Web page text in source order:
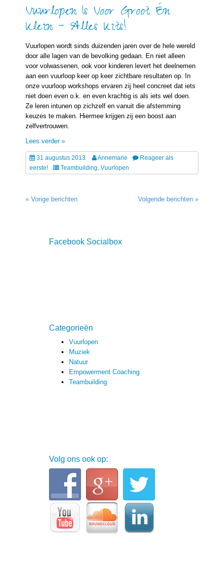
Vuurlopen Is Voor Groot Én
Klein – Alles Kits!
Vuurlopen wordt sinds duizenden jaren over de hele wereld
door alle lagen van de bevolking gedaan. En niet alleen
voor volwassenen, ook voor kinderen levert het deelnemen
aan een vuurloop keer op keer zichtbare resultaten op. In
onze vuurloop workshops ervaren zij heel concreet dat iets
niet doen even o.k. en even krachtig is als iets wel doen.
Ze leren intunen op zichzelf en vanuit die afstemming
keuzes te maken. Hiermee krijgen zij een boost aan
zelfvertrouwen.
Lees verder »
31 augustus 2013 Annemarie
Reageer als
eerste!
Teambuilding, Vuurlopen
« Vorige berichten Volgende berichten »
Facebook Socialbox
Categorieën
Vuurlopen
Muziek
Natuur
Empowerment Coaching
Teambuilding
Volg ons ook op: